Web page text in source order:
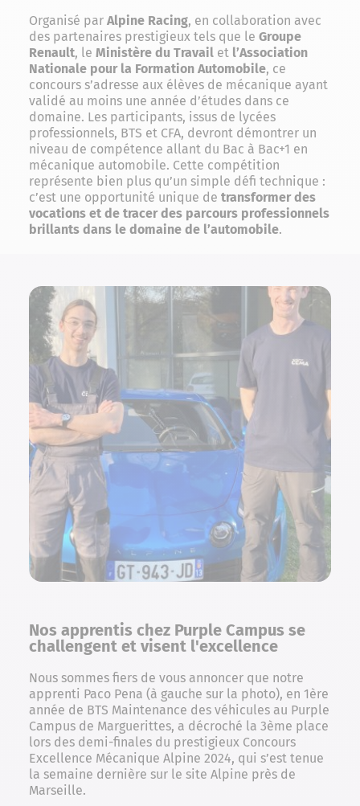
Organisé par Alpine Racing, en collaboration avec
des partenaires prestigieux tels que le Groupe
Renault, le Ministère du Travail et l’Association
Nationale pour la Formation Automobile, ce
concours s’adresse aux élèves de mécanique ayant
validé au moins une année d’études dans ce
domaine. Les participants, issus de lycées
professionnels, BTS et CFA, devront démontrer un
niveau de compétence allant du Bac à Bac+1 en
mécanique automobile. Cette compétition
représente bien plus qu’un simple défi technique :
c’est une opportunité unique de transformer des
vocations et de tracer des parcours professionnels
brillants dans le domaine de l’automobile.
Nos apprentis chez Purple Campus se
challengent et visent l'excellence
Nous sommes fiers de vous annoncer que notre
apprenti Paco Pena (à gauche sur la photo), en 1ère
année de BTS Maintenance des véhicules au Purple
Campus de Marguerittes, a décroché la 3ème place
lors des demi-finales du prestigieux Concours
Excellence Mécanique Alpine 2024, qui s’est tenue
la semaine dernière sur le site Alpine près de
Marseille.